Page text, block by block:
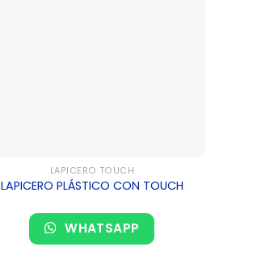
LAPICERO TOUCH
LAPICERO PLÁSTICO CON TOUCH
WHATSAPP